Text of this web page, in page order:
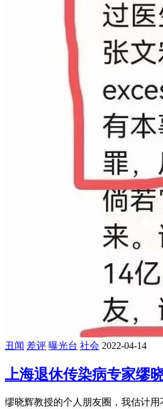
丑闻 差评 曝光台 社会 2022-04-14
上海退休传染病专家缪
缪晓辉教授的个人朋友圈，我估计